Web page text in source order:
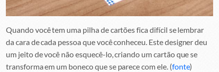
Quando você tem uma pilha de cartões fica difícil se lembrar
da cara de cada pessoa que você conheceu. Este designer deu
um jeito de você não esquecê-lo, criando um cartão que se
transforma em um boneco que se parece com ele. (fonte)